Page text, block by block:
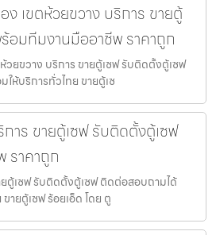
ง เขตห้วยขวาง บริการ ขายตู้
อมทีมงานมืออาชีพ ราคาถูก
วยขวาง บริการ ขายตู้เซฟ รับติดตั้งตู้เซฟ
ห้บริการทั่วไทย ขายตู้เซ
าร ขายตู้เซฟ รับติดตั้งตู้เซฟ
ราคาถูก
ยตู้เซฟ รับติดตั้งตู้เซฟ ติดต่อสอบถามได้
ายตู้เซฟ ร้อยเอ็ด โดย ตู